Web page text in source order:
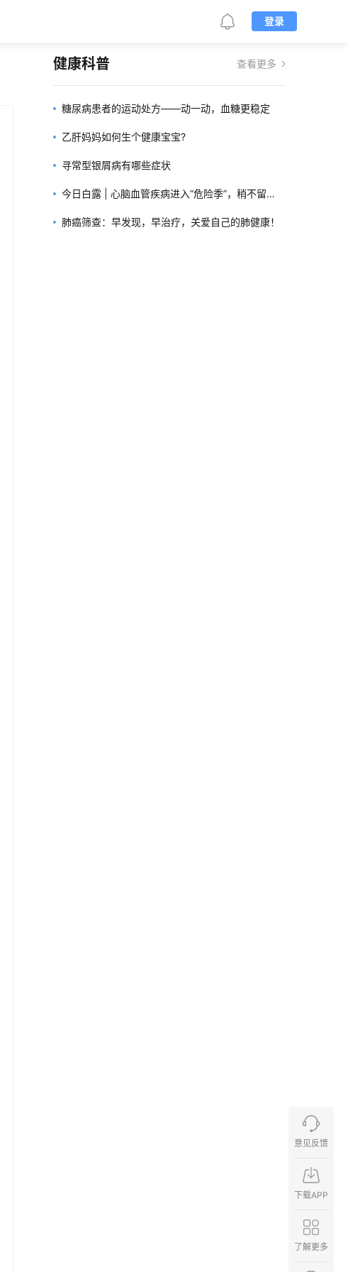
登录
健康科普 查看更多
糖尿病患者的运动处方——动一动，血糖更稳定
乙肝妈妈如何生个健康宝宝?
寻常型银屑病有哪些症状
今日白露 | 心脑血管疾病进入“危险季”，稍不留
心，可能要命！
肺癌筛查：早发现，早治疗，关爱自己的肺健康！
意见反馈
下载APP
了解更多